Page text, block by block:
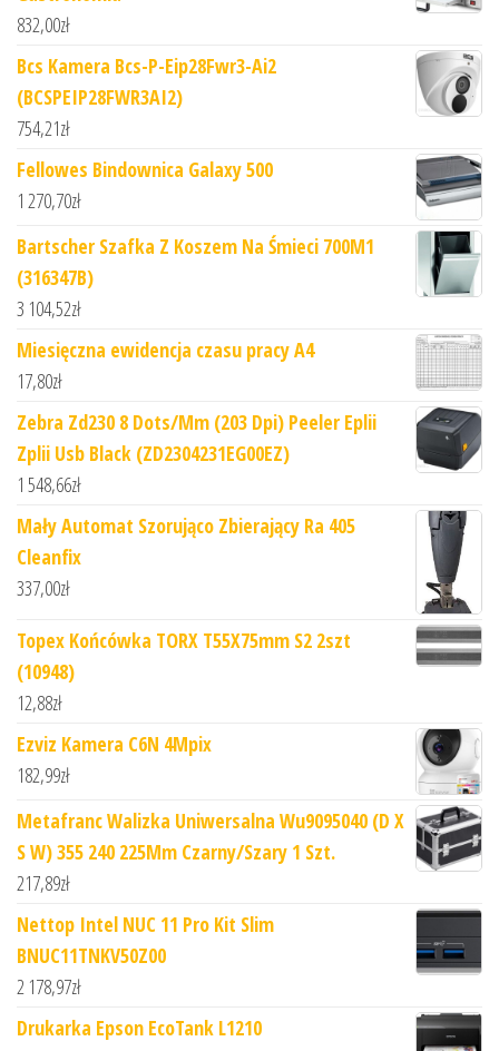
832,00zł
Bcs Kamera Bcs-P-Eip28Fwr3-Ai2
(BCSPEIP28FWR3AI2)
754,21zł
Fellowes Bindownica Galaxy 500
1 270,70zł
Bartscher Szafka Z Koszem Na Śmieci 700M1
(316347B)
3 104,52zł
Miesięczna ewidencja czasu pracy A4
17,80zł
Zebra Zd230 8 Dots/Mm (203 Dpi) Peeler Eplii
Zplii Usb Black (ZD2304231EG00EZ)
1 548,66zł
Mały Automat Szorująco Zbierający Ra 405
Cleanfix
337,00zł
Topex Końcówka TORX T55X75mm S2 2szt
(10948)
12,88zł
Ezviz Kamera C6N 4Mpix
182,99zł
Metafranc Walizka Uniwersalna Wu9095040 (D X
S W) 355 240 225Mm Czarny/Szary 1 Szt.
217,89zł
Nettop Intel NUC 11 Pro Kit Slim
BNUC11TNKV50Z00
2 178,97zł
Drukarka Epson EcoTank L1210